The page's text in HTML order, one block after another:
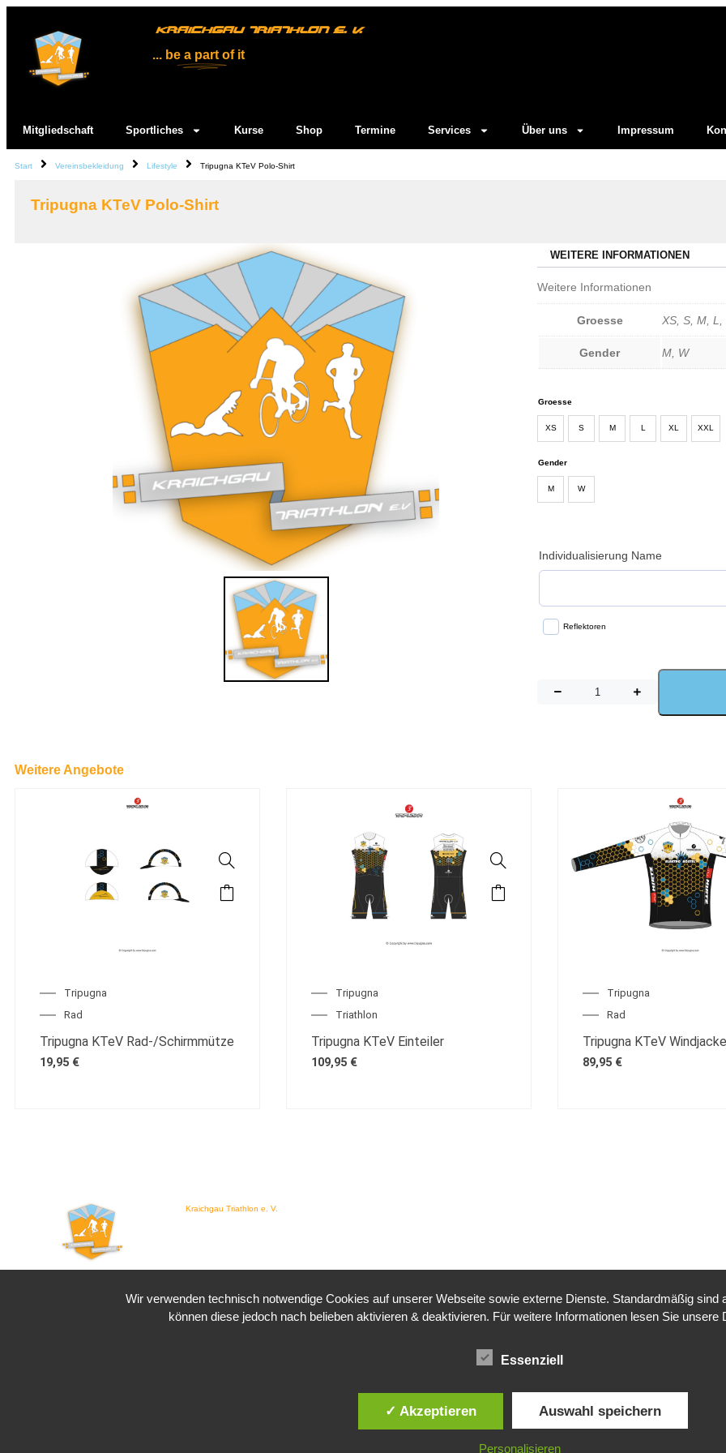
KRAICHGAU TRIATHLON E. V.
... be a part of it
Mitgliedschaft Sportliches Kurse Shop Termine Services Über uns Impressum
Start Vereinsbekleidung Lifestyle Tripugna KTeV Polo-Shirt
Tripugna KTeV Polo-Shirt
WEITERE INFORMATIONEN
Weitere Informationen
Groesse XS, S, M, L,
Gender M, W
Groesse
XS S M L XL XXL
Gender
M W
Individualisierung Name
Reflektoren
Weitere Angebote
Tripugna
Rad
Tripugna KTeV Rad-/Schirmmütze
19,95 €
Tripugna
Triathlon
Tripugna KTeV Einteiler
109,95 €
Tripugna
Rad
Tripugna KTeV Windjacke
89,95 €
Kraichgau Triathlon e. V.
Wir verwenden technisch notwendige Cookies auf unserer Webseite sowie externe Dienste. Standardmäßig sind
können diese jedoch nach belieben aktivieren & deaktivieren. Für weitere Informationen lesen Sie
Essenziell
✓ Akzeptieren Auswahl speichern
Personalisieren